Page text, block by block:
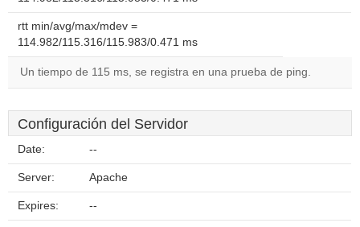
rtt min/avg/max/mdev =
114.982/115.316/115.983/0.471 ms
Un tiempo de 115 ms, se registra en una prueba de ping.
Configuración del Servidor
Date: --
Server: Apache
Expires: --